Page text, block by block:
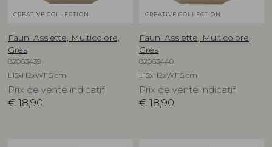
CREATIVE COLLECTION
Fauni Assiette, Multicolore,
Grès
82063439
L15xH2xW11,5 cm
Prix de vente indicatif
€ 18,90
CREATIVE COLLECTION
Fauni Assiette, Multicolore,
Grès
82063440
L15xH2xW11,5 cm
Prix de vente indicatif
€ 18,90